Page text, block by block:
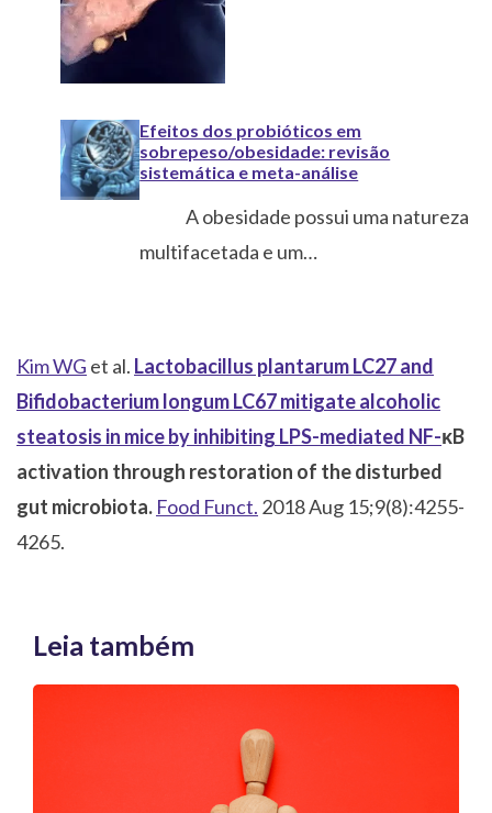
Efeitos dos probióticos em
sobrepeso/obesidade: revisão
sistemática e meta-análise
A obesidade possui uma natureza
multifacetada e um…
Kim WG et al. Lactobacillus plantarum LC27 and
Bifidobacterium longum LC67 mitigate alcoholic
steatosis in mice by inhibiting LPS-mediated NF-κB
activation through restoration of the disturbed
gut microbiota. Food Funct. 2018 Aug 15;9(8):4255-
4265.
Leia também